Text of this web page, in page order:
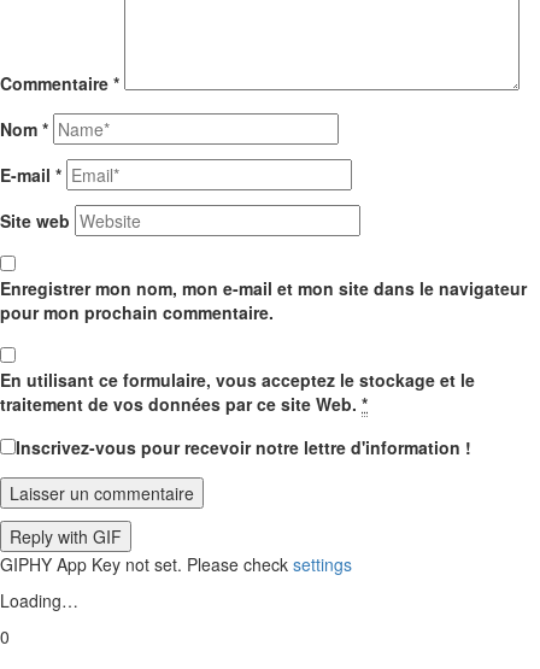
Commentaire *
Nom *
E-mail *
Site web
Enregistrer mon nom, mon e-mail et mon site dans le navigateur
pour mon prochain commentaire.
En utilisant ce formulaire, vous acceptez le stockage et le
traitement de vos données par ce site Web. *
Inscrivez-vous pour recevoir notre lettre d'information !
Laisser un commentaire
Reply with GIF
GIPHY App Key not set. Please check settings
Loading…
0